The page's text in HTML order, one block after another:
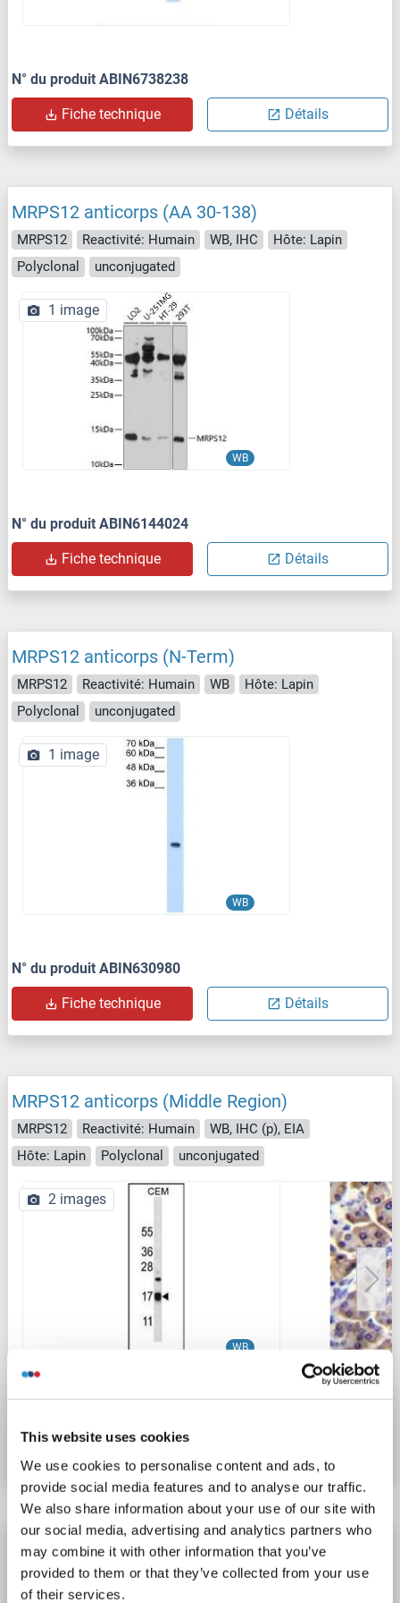
This website uses cookies
We use cookies to personalise content and ads, to
provide social media features and to analyse our traffic.
We also share information about your use of our site with
our social media, advertising and analytics partners who
may combine it with other information that you’ve
provided to them or that they’ve collected from your use
of their services.
N° du produit ABIN6738238
Fiche technique Détails
MRPS12 anticorps (AA 30-138)
MRPS12 Reactivité: Humain WB, IHC
Hôte: Lapin
Polyclonal
unconjugated
WB
1 image
N° du produit ABIN6144024
Fiche technique Détails
MRPS12 anticorps (N-Term)
MRPS12 Reactivité: Humain WB
Hôte: Lapin
Polyclonal
unconjugated
WB
1 image
N° du produit ABIN630980
Fiche technique Détails
MRPS12 anticorps (Middle Region)
MRPS12 Reactivité: Humain
WB, IHC (p), EIA
Hôte: Lapin
Polyclonal unconjugated
WB
2 images
Fiche technique
MRPS12 anticorps (AA 28-59)
MRPS12 Reactivité: Humain
WB, ELISA, IHC